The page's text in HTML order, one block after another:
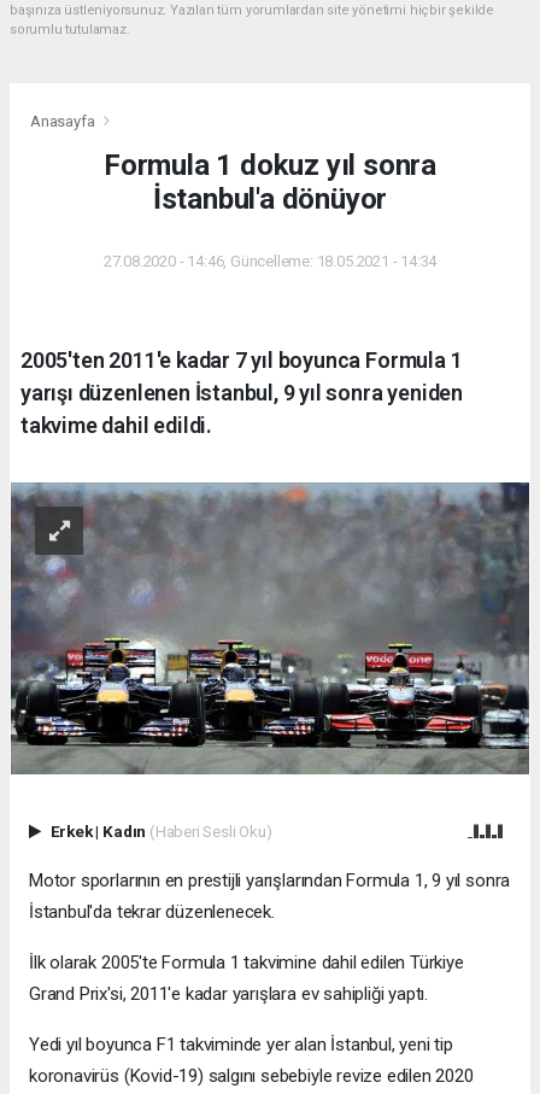
başınıza üstleniyorsunuz. Yazılan tüm yorumlardan site yönetimi hiçbir şekilde
sorumlu tutulamaz.
Anasayfa
Formula 1 dokuz yıl sonra
İstanbul'a dönüyor
27.08.2020 - 14:46, Güncelleme: 18.05.2021 - 14:34
2005'ten 2011'e kadar 7 yıl boyunca Formula 1
yarışı düzenlenen İstanbul, 9 yıl sonra yeniden
takvime dahil edildi.
Erkek| Kadın (Haberi Sesli Oku)
Motor sporlarının en prestijli yarışlarından Formula 1, 9 yıl sonra
İstanbul'da tekrar düzenlenecek.
İlk olarak 2005'te Formula 1 takvimine dahil edilen Türkiye
Grand Prix'si, 2011'e kadar yarışlara ev sahipliği yaptı.
Yedi yıl boyunca F1 takviminde yer alan İstanbul, yeni tip
koronavirüs (Kovid-19) salgını sebebiyle revize edilen 2020